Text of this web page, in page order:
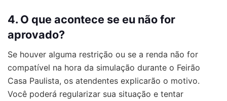
4. O que acontece se eu não for
aprovado?
Se houver alguma restrição ou se a renda não for
compatível na hora da simulação durante o Feirão
Casa Paulista, os atendentes explicarão o motivo.
Você poderá regularizar sua situação e tentar